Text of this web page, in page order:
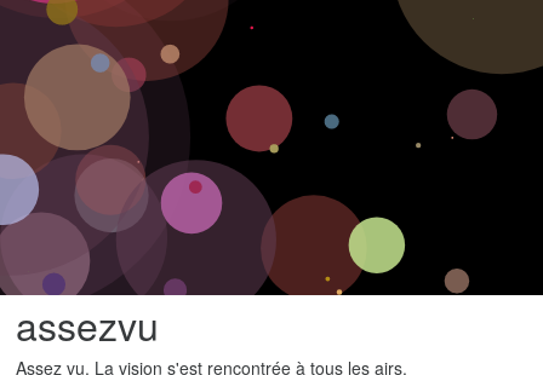
assezvu
Assez vu. La vision s'est rencontrée à tous les airs.